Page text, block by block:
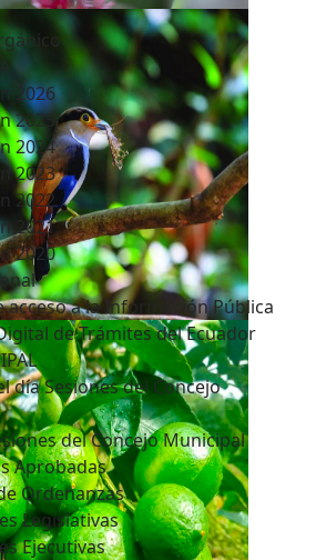
2026
2025
2024
2023
2022
2021
2020
acceso a la Información Pública
de Trámites del Ecuador
día Sesiones del Concejo
del Concejo Municipal
Aprobadas
Ordenanzas
Legislativas
Ejecutivas